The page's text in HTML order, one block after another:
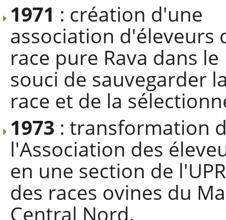
1971 : création d'une
association d'éleveurs
race pure Rava dans le
souci de sauvegarder
race et de la
1973 : transformation
l'Association des
en une section de
des races ovines du
Central Nord.